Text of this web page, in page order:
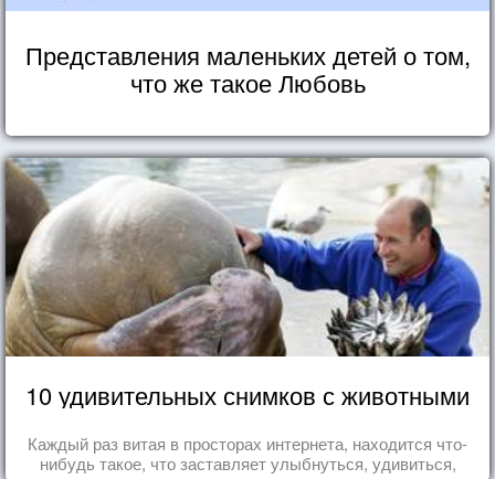
Представления маленьких детей о том,
что же такое Любовь
10 удивительных снимков с животными
Каждый раз витая в просторах интернета, находится что-
нибудь такое, что заставляет улыбнуться, удивиться,